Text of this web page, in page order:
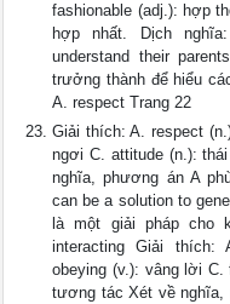
fashionable (adj.): hợp
hợp nhất. Dịch
understand their
trưởng thành để hiểu
A. respect Trang 22
Giải thích: A. respect
ngơi C. attitude (n.):
nghĩa, phương án A
can be a solution to
là một giải pháp cho
interacting Giải thích:
obeying (v.): vâng lời C.
tương tác Xét về nghĩa,